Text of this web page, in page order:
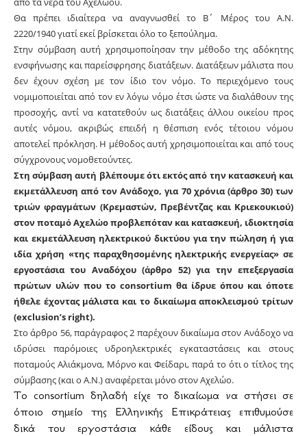
Θα πρέπει ιδιαίτερα να αναγνωσθεί το Β΄ Μέρος του Α.Ν.
2220/1940 γιατί εκεί βρίσκεται όλο το ξεπούλημα.
Στην σύμβαση αυτή χρησιμοποίησαν την μέθοδο της αδόκητης
ενσφήνωσης και παρείσφρησης διατάξεων. Διατάξεων μάλιστα που
δεν έχουν σχέση με τον ίδιο τον νόμο. Το περιεχόμενο τους
νομιμοποιείται από τον εν λόγω νόμο έτσι ώστε να διαλάθουν της
προσοχής, αντί να κατατεθούν ως διατάξεις άλλου οικείου προς
αυτές νόμου, ακριβώς επειδή η θέσπιση ενός τέτοιου νόμου
αποτελεί πρόκληση. Η μέθοδος αυτή χρησιμοποιείται και από τους
σύγχρονους νομοθετούντες.
Στη σύμβαση αυτή βλέπουμε ότι εκτός από την κατασκευή και
εκμετάλλευση από τον Ανάδοχο, για 70 χρόνια (άρθρο 30) των
τριών φραγμάτων (Κρεμαστών, Πρεβέντζας και Κριεκουκιού)
στον ποταμό Αχελώο προβλεπόταν και κατασκευή, ιδιοκτησία
και εκμετάλλευση ηλεκτρικού δικτύου για την πώληση ή για
ιδία χρήση «της παραχθησομένης ηλεκτρικής ενεργείας» σε
εργοστάσια του Αναδόχου (άρθρο 52) για την επεξεργασία
πρώτων υλών που το consortium θα ίδρυε όπου και όποτε
ήθελε έχοντας μάλιστα και το δικαίωμα αποκλεισμού τρίτων
(exclusion’s right).
Στο άρθρο 56, παράγραφος 2 παρέχουν δικαίωμα στον Ανάδοχο να
ιδρύσει παρόμοιες υδροηλεκτρικές εγκαταστάσεις και στους
ποταμούς Αλιάκμονα, Μόρνο και Φείδαρι, παρά το ότι ο τίτλος της
σύμβασης (και ο Α.Ν.) αναφέρεται μόνο στον Αχελώο.
Το consortium δηλαδή είχε το δικαίωμα να στήσει σε
όποιο σημείο της Ελληνικής Επικράτειας επιθυμούσε
δικά του εργοστάσια κάθε είδους και μάλιστα